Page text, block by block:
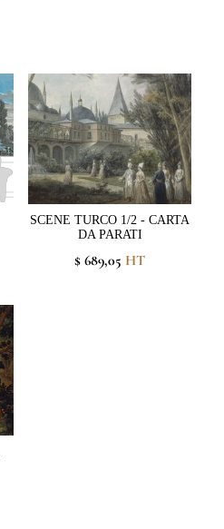
SCENE TURCO 1/2 - CARTA
DA PARATI
$ 689,05 HT